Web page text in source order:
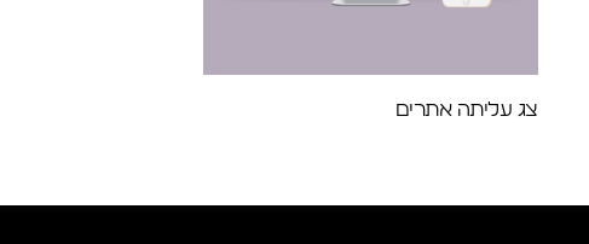
צג עליתה אתרים